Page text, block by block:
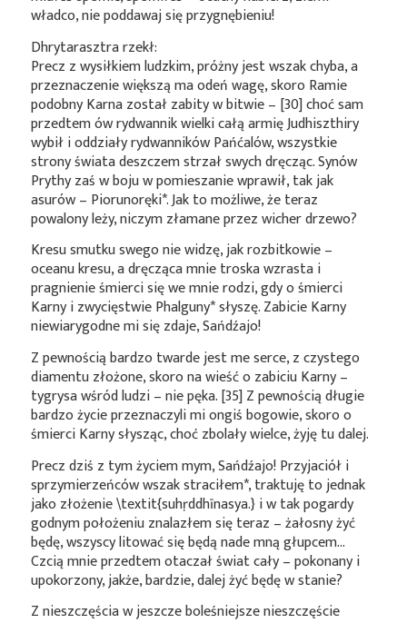
władco, nie poddawaj się przygnębieniu!
Dhrytarasztra rzekł:
Precz z wysiłkiem ludzkim, próżny jest wszak chyba, a
przeznaczenie większą ma odeń wagę, skoro Ramie
podobny Karna został zabity w bitwie – [30] choć sam
przedtem ów rydwannik wielki całą armię Judhiszthiry
wybił i oddziały rydwanników Pańćalów, wszystkie
strony świata deszczem strzał swych dręcząc. Synów
Prythy zaś w boju w pomieszanie wprawił, tak jak
asurów – Piorunoręki*. Jak to możliwe, że teraz
powalony leży, niczym złamane przez wicher drzewo?
Kresu smutku swego nie widzę, jak rozbitkowie –
oceanu kresu, a dręcząca mnie troska wzrasta i
pragnienie śmierci się we mnie rodzi, gdy o śmierci
Karny i zwycięstwiePhalguny*słyszę. Zabicie Karny
niewiarygodne mi się zdaje, Sańdźajo!
Z pewnością bardzo twarde jest me serce, z czystego
diamentu złożone, skoro na wieść o zabiciu Karny –
tygrysa wśród ludzi – nie pęka. [35] Z pewnością długie
bardzo życie przeznaczyli mi ongiś bogowie, skoro o
śmierci Karny słysząc, choć zbolały wielce, żyję tu dalej.
Precz dziś z tym życiem mym, Sańdźajo! Przyjaciół i
sprzymierzeńców wszakstraciłem*, traktuję to jednak
jako złożenie \textit{suhṛddhīnasya.} i w tak pogardy
godnym położeniu znalazłem się teraz – żałosny żyć
będę, wszyscy litować się będą nade mną głupcem…
Czcią mnie przedtem otaczał świat cały – pokonany i
upokorzony, jakże, bardzie, dalej żyć będę w stanie?
Z nieszczęścia w jeszcze boleśniejsze nieszczęście